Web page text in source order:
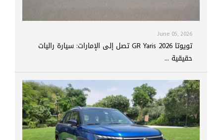
June 05, 2026
تويوتا GR Yaris 2026 تصل إلى الإمارات: سيارة راليات
حقيقية ...